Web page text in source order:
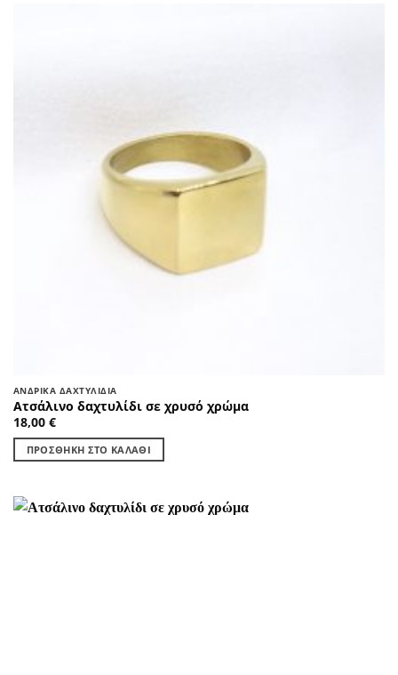
ΑΝΔΡΙΚΆ ΔΑΧΤΥΛΊΔΙΑ
Ατσάλινο δαχτυλίδι σε χρυσό χρώμα
18,00 €
ΠΡΟΣΘΉΚΗ ΣΤΟ ΚΑΛΆΘΙ